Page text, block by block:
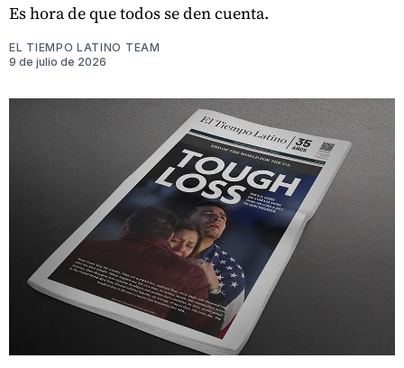
Es hora de que todos se den cuenta.
EL TIEMPO LATINO TEAM
9 de julio de 2026